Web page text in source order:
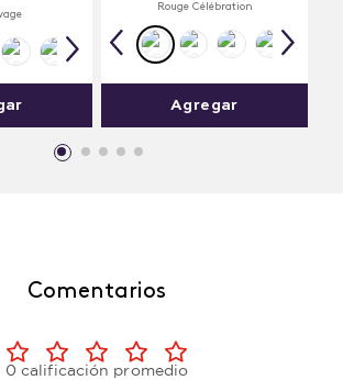
Rouge Célébration
Agregar
Comentarios
0 calificación promedio